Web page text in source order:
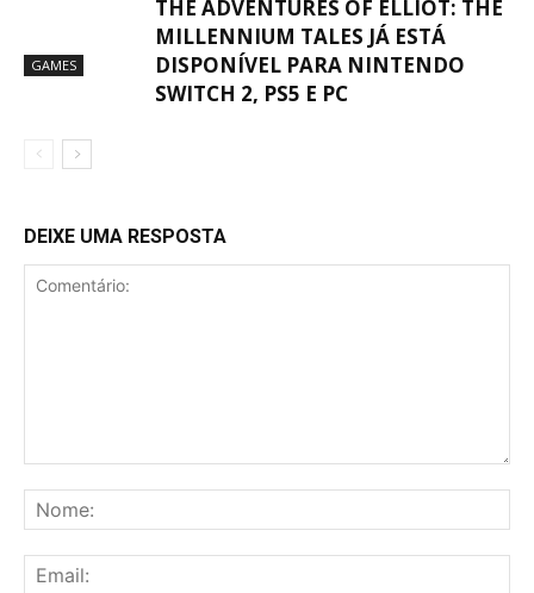
GAMES
THE ADVENTURES OF ELLIOT: THE
MILLENNIUM TALES JÁ ESTÁ
DISPONÍVEL PARA NINTENDO
SWITCH 2, PS5 E PC
DEIXE UMA RESPOSTA